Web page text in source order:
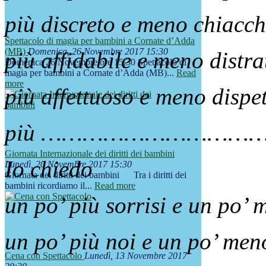
Spettacolo di magia per bambini a Cornate d’Adda
(MB)Domenica, 26 Novembre 2017 15:30
Domenica 26 Novembre ore 15,30 Spettacolo di
magia per bambini a Cornate d’Adda (MB)... Read
more
Giornata Internazionale dei diritti dei bambini
Lunedì, 20 Novembre 2017 15:30
Giornata dei diritti dei bambini Tra i diritti dei
bambini ricordiamo il... Read more
Cena con Spettacolo Lunedì, 13 Novembre 2017
più discreto e meno
più affidabile e meno
più affettuoso e meno
più
Io chiedo
un po’ più sorrisi e un po’
un po’ più noi e un po’